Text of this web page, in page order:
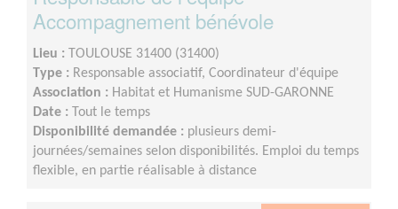
Accompagnement bénévole
Lieu : TOULOUSE 31400 (31400)
Type : Responsable associatif, Coordinateur d'équipe
Association : Habitat et Humanisme SUD-GARONNE
Date : Tout le temps
Disponibilité demandée : plusieurs demi-
journées/semaines selon disponibilités. Emploi du temps
flexible, en partie réalisable à distance